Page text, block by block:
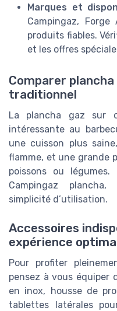
Marques et
Campingaz,
produits fiables.
et les offres
Comparer
traditionnel
La plancha gaz sur
intéressante au
une cuisson plus
flamme, et une grande
poissons ou
Campingaz
simplicité d’utilisation.
Accessoires
expérience
Pour profiter
pensez à vous équiper
en inox, housse de
tablettes latérales